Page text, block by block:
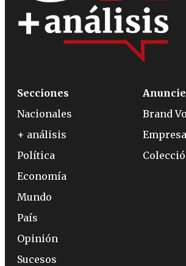
Secciones
Nacionales
+ análisis
Política
Economía
Mundo
País
Opinión
Sucesos
Brand